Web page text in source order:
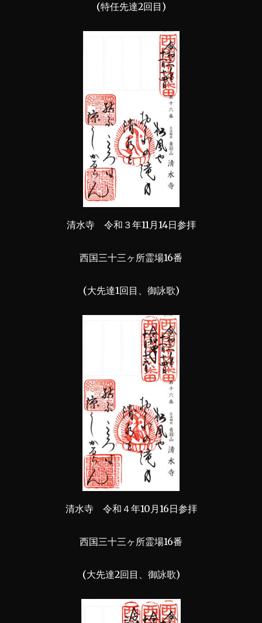
(特任先達2回目)
清水寺 令和３年11月14日参拝
西国三十三ヶ所霊場16番
(大先達1回目、御詠歌)
清水寺 令和４年10月16日参拝
西国三十三ヶ所霊場16番
(大先達2回目、御詠歌)